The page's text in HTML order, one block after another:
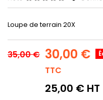
Loupe de terrain 20X
35,00 € 30,00 €
TTC
25,00 € HT